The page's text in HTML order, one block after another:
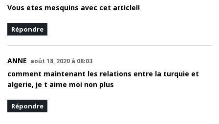
Vous etes mesquins avec cet article!!
Répondre
ANNE août 18, 2020 à 08:03
comment maintenant les relations entre la turquie et
algerie, je t aime moi non plus
Répondre